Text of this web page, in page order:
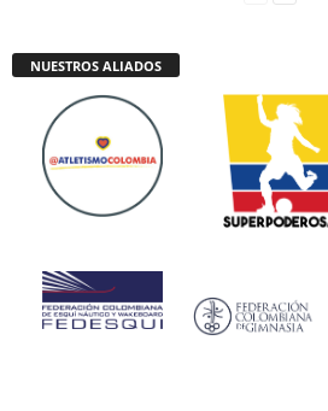
NUESTROS ALIADOS